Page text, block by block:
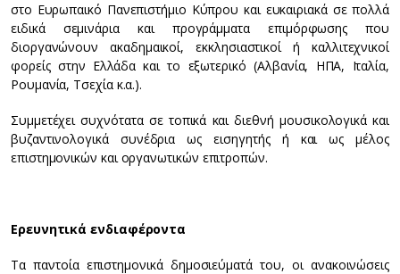
στο Ευρωπαικό Πανεπιστήμιο Κύπρου και ευκαιριακά σε πολλά
ειδικά σεμινάρια και προγράμματα επιμόρφωσης που
διοργανώνουν ακαδημαικοί, εκκλησιαστικοί ή καλλιτεχνικοί
φορείς στην Ελλάδα και το εξωτερικό (Αλβανία, ΗΠΑ, Ιταλία,
Ρουμανία, Τσεχία κ.α.).
Συμμετέχει συχνότατα σε τοπικά και διεθνή μουσικολογικά και
βυζαντινολογικά συνέδρια ως εισηγητής ή και ως μέλος
επιστημονικών και οργανωτικών επιτροπών.
Ερευνητικά ενδιαφέροντα
Τα παντοία επιστημονικά δημοσιεύματά του, οι ανακοινώσεις